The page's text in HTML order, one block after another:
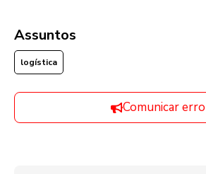
Assuntos
logística
Comunicar erro